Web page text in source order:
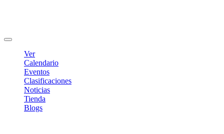
Ver
Calendario
Eventos
Clasificaciones
Noticias
Tienda
Blogs